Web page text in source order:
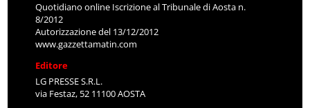
Quotidiano online Iscrizione al Tribunale di Aosta n.
8/2012
Autorizzazione del 13/12/2012
www.gazzettamatin.com
Editore
LG PRESSE S.R.L.
via Festaz, 52 11100 AOSTA